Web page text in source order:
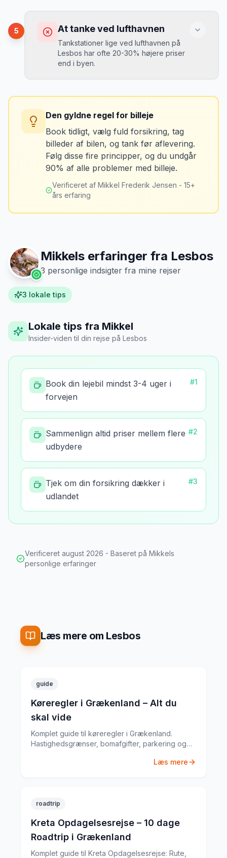
Du kan blive opkrævet for skader, der
var der før du fik bilen.
Løsning
brændstofmåleren.
MJ
Mikkels erfaring Oktober 2024
“Jeg fotograferer altid bilen fra alle
vinkler ved afhentning. Det har reddet
5 At tanke ved lufthavnen
Tankstationer lige ved lufthavnen på
Lesbos har ofte 20-30% højere priser
end i byen.
sidste tankning.
Tank bilen op et par kilometer fra
lufthavnen dagen før aflevering. Priserne
er markant lavere.
Den gyldne regel for billeje
Book tidligt, vælg fuld forsikring, tag
billeder af bilen, og tank før aflevering.
Følg disse fire principper, og du undgår
90% af alle problemer med billeje.
Verificeret af Mikkel Frederik Jensen - 15+
års erfaring
Mikkels erfaringer fra Lesbos
3 personlige indsigter fra mine rejser
3 lokale tips
Lokale tips fra Mikkel
Insider-viden til din rejse på Lesbos
Book din lejebil mindst 3-4 uger i
forvejen
#1
Sammenlign altid priser mellem flere
udbydere
#2
Tjek om din forsikring dækker i
udlandet
#3
Verificeret august 2026 - Baseret på Mikkels
personlige erfaringer
Læs mere om Lesbos
guide
Køreregler i Grækenland – Alt du
skal vide
Komplet guide til køreregler i Grækenland.
Hastighedsgrænser, bomafgifter, parkering og
Læs mere
roadtrip
Kreta Opdagelsesrejse – 10 dage
Roadtrip i Grækenland
Komplet guide til Kreta Opdagelsesrejse: Rute,